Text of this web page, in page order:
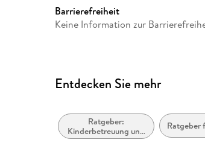
Barrierefreiheit
Keine Information zur
Entdecken Sie mehr
Ratgeber:
Kinderbetreuung und
Erziehung
Ratgeber